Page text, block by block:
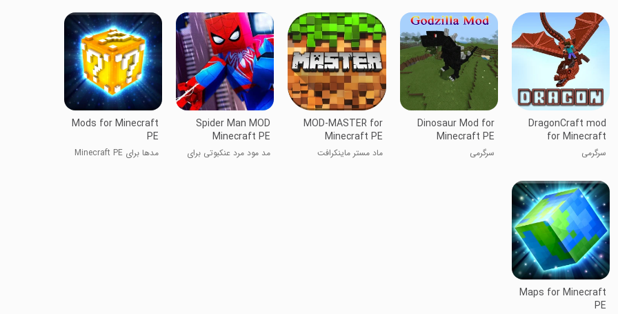
DragonCraft mod
for Minecraft
سرگرمی
Dinosaur Mod for
Minecraft PE
سرگرمی
MOD-MASTER for
Minecraft PE
ماد مستر ماینکرافت
Spider Man MOD
Minecraft PE
مد مود مرد عنکبوتی برای
Mods for Minecraft
PE
مدها برای Minecraft PE
Maps for Minecraft
PE